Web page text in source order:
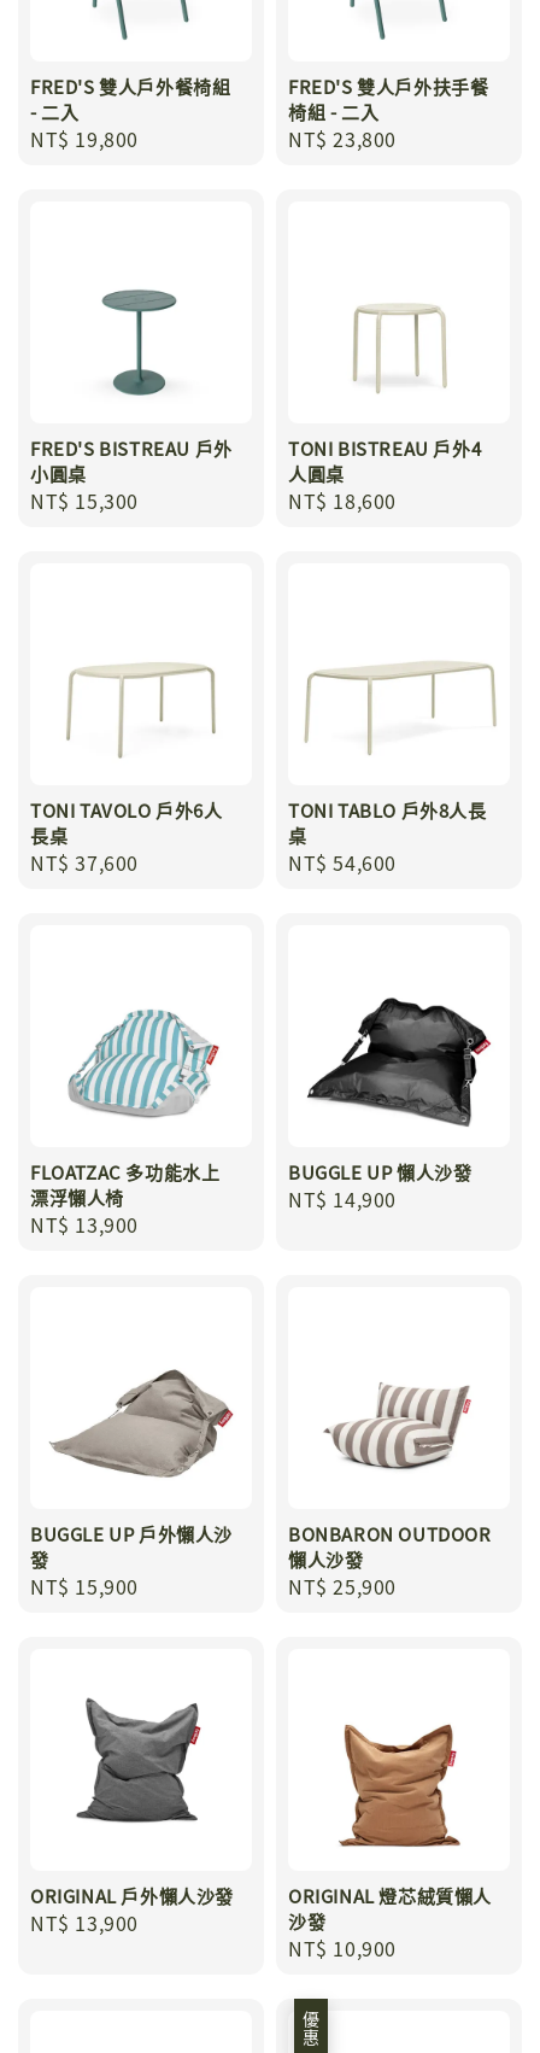
FRED'S 雙人戶外餐椅組
- 二入
Regular
NT$ 19,800
FRED'S 雙人戶外扶手餐
椅組 - 二入
Regular
NT$ 23,800
FRED'S BISTREAU 戶外
小圓桌
Regular
NT$ 15,300
TONI BISTREAU 戶外4
人圓桌
Regular
NT$ 18,600
TONI TAVOLO 戶外6人
長桌
Regular
NT$ 37,600
TONI TABLO 戶外8人長
桌
Regular
NT$ 54,600
FLOATZAC 多功能水上
漂浮懶人椅
Regular
NT$ 13,900
BUGGLE UP 懶人沙發
Regular
NT$ 14,900
BUGGLE UP 戶外懶人沙
發
Regular
NT$ 15,900
BONBARON OUTDOOR
懶人沙發
Regular
NT$ 25,900
ORIGINAL 戶外懶人沙發
Regular
NT$ 13,900
ORIGINAL 燈芯絨質懶人
沙發
Regular
NT$ 10,900
優惠